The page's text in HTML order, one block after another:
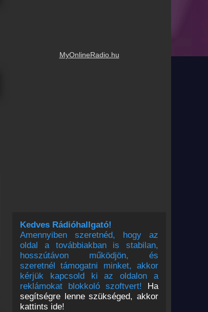
MyOnlineRadio.hu
Kedves Rádióhallgató!
Amennyiben szeretnéd, hogy az
oldal a továbbiakban is stabilan,
hosszútávon működjön, és
szeretnél támogatni minket, akkor
kérjük kapcsold ki az oldalon a
reklámokat blokkoló szoftvert! Ha
segítségre lenne szükséged, akkor
kattints ide!